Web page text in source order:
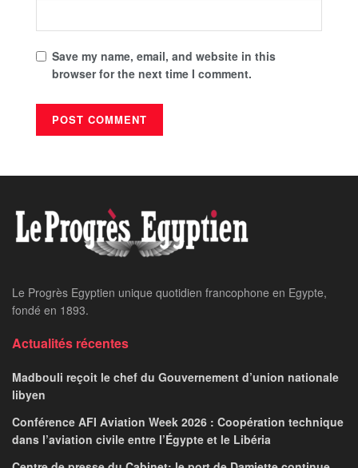
Save my name, email, and website in this
browser for the next time I comment.
Le Progrès Egyptien unique quotidien francophone en Egypte,
fondé en 1893.
Actualités récentes
Madbouli reçoit le chef du Gouvernement d’union nationale
libyen
Conférence AFI Aviation Week 2026 : Coopération technique
dans l’aviation civile entre l’Égypte et le Libéria